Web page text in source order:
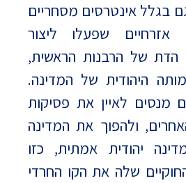
בגלל אינטרסים מסחריים
אזרחיים שפעלו ליצור
הדת של הרבנות הראשית,
היהודית של המדינה.
מנסים לאיין את פסיקות
ולהפוך את המדינה
יהודית אמתית, כזו
שלה את הקו החרדי